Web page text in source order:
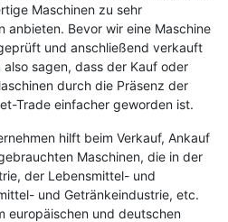
Maschinen zu sehr
anbieten. Bevor wir eine Maschine
und anschließend verkauft
sagen, dass der Kauf oder
durch die Präsenz der
Trade einfacher geworden ist.
hilft beim Verkauf, Ankauf
Maschinen, die in der
der Lebensmittel- und
und Getränkeindustrie, etc.
europäischen und deutschen